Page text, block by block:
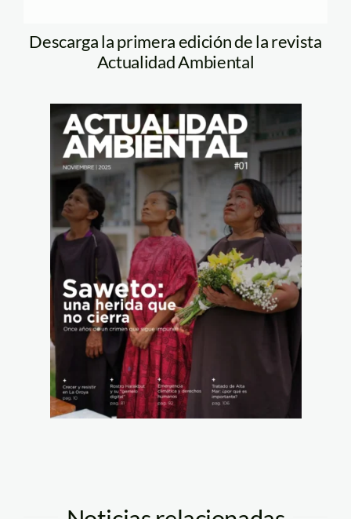
Descarga la primera edición de la revista
Actualidad Ambiental